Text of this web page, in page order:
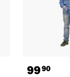
9990